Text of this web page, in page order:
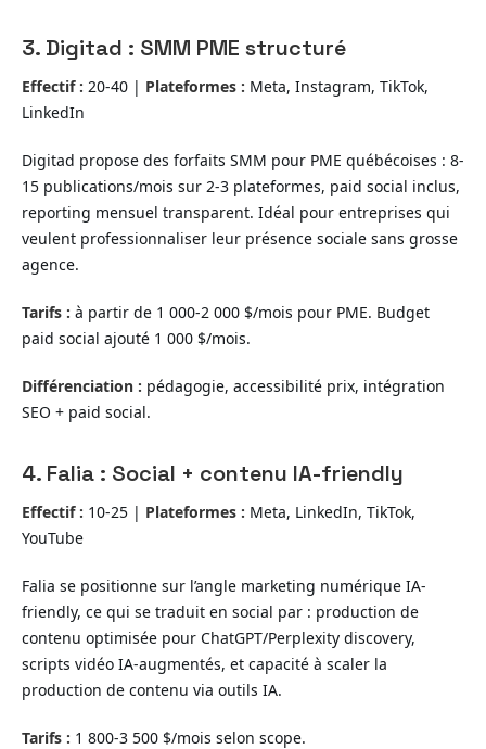
3. Digitad : SMM PME structuré
Effectif : 20-40 | Plateformes : Meta, Instagram, TikTok,
LinkedIn
Digitad propose des forfaits SMM pour PME québécoises : 8-
15 publications/mois sur 2-3 plateformes, paid social inclus,
reporting mensuel transparent. Idéal pour entreprises qui
veulent professionnaliser leur présence sociale sans grosse
agence.
Tarifs : à partir de 1 000-2 000 $/mois pour PME. Budget
paid social ajouté 1 000 $/mois.
Différenciation : pédagogie, accessibilité prix, intégration
SEO + paid social.
4. Falia : Social + contenu IA-friendly
Effectif : 10-25 | Plateformes : Meta, LinkedIn, TikTok,
YouTube
Falia se positionne sur l’angle marketing numérique IA-
friendly, ce qui se traduit en social par : production de
contenu optimisée pour ChatGPT/Perplexity discovery,
scripts vidéo IA-augmentés, et capacité à scaler la
production de contenu via outils IA.
Tarifs : 1 800-3 500 $/mois selon scope.